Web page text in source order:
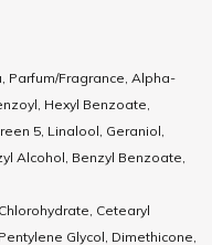
Parfum/Fragrance, Alpha-
Hexyl Benzoate,
5, Linalool, Geraniol,
Alcohol, Benzyl Benzoate,
Cetearyl
Glycol, Dimethicone,